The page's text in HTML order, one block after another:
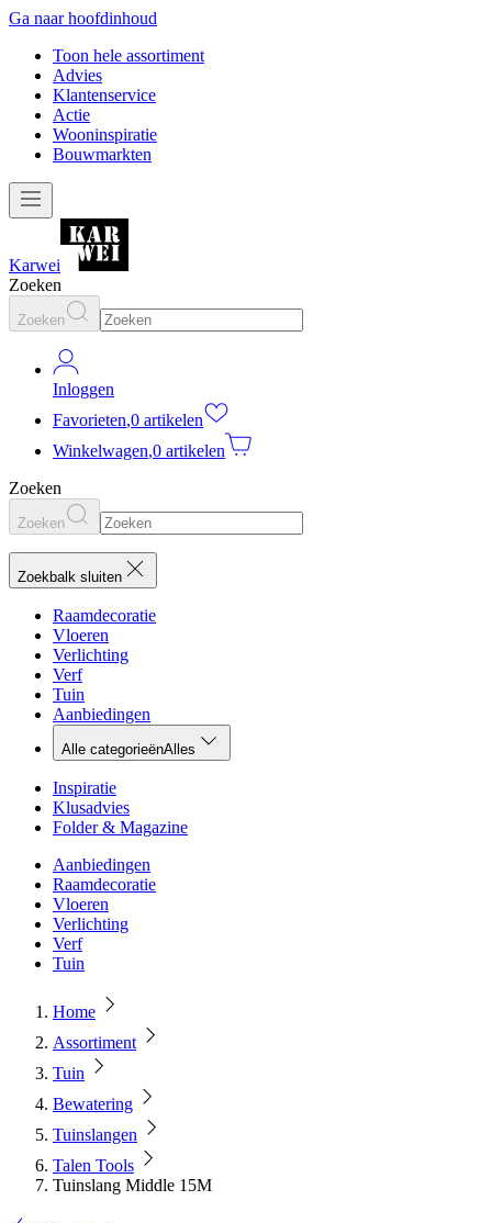
Ga naar hoofdinhoud
Toon hele assortiment
Advies
Klantenservice
Actie
Wooninspiratie
Bouwmarkten
Karwei
Zoeken
Zoeken
Inloggen
Favorieten,0 artikelen
Winkelwagen,0 artikelen
Zoeken
Zoeken
Zoekbalk sluiten
Raamdecoratie
Vloeren
Verlichting
Verf
Tuin
Aanbiedingen
Alle categorieënAlles
Inspiratie
Klusadvies
Folder & Magazine
Aanbiedingen
Raamdecoratie
Vloeren
Verlichting
Verf
Tuin
Home
Assortiment
Tuin
Bewatering
Tuinslangen
Talen Tools
Tuinslang Middle 15M